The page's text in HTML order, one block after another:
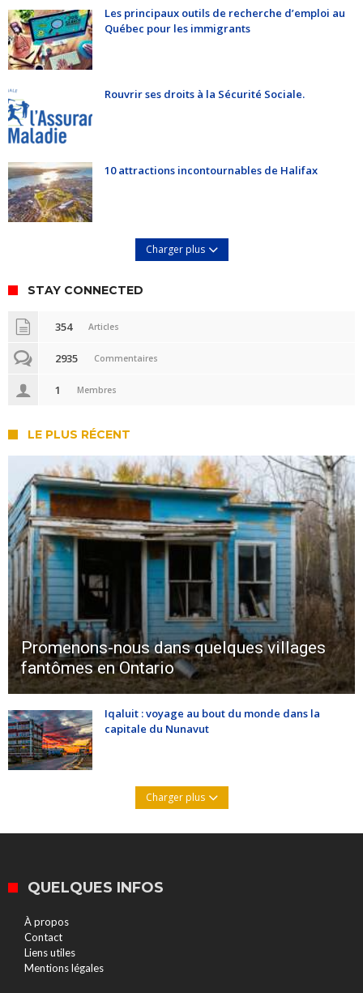
Les principaux outils de recherche d’emploi au
Québec pour les immigrants
Rouvrir ses droits à la Sécurité Sociale.
10 attractions incontournables de Halifax
Charger plus
STAY CONNECTED
354 Articles
2935 Commentaires
1 Membres
LE PLUS RÉCENT
Promenons-nous dans quelques villages
fantômes en Ontario
Iqaluit : voyage au bout du monde dans la
capitale du Nunavut
Charger plus
QUELQUES INFOS
À propos
Contact
Liens utiles
Mentions légales